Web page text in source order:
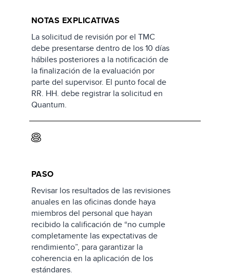
NOTAS EXPLICATIVAS
La solicitud de revisión por el TMC
debe presentarse dentro de los 10 días
hábiles posteriores a la notificación de
la finalización de la evaluación por
parte del supervisor. El punto focal de
RR. HH. debe registrar la solicitud en
Quantum.
8
PASO
Revisar los resultados de las revisiones
anuales en las oficinas donde haya
miembros del personal que hayan
recibido la calificación de “no cumple
completamente las expectativas de
rendimiento”, para garantizar la
coherencia en la aplicación de los
estándares.